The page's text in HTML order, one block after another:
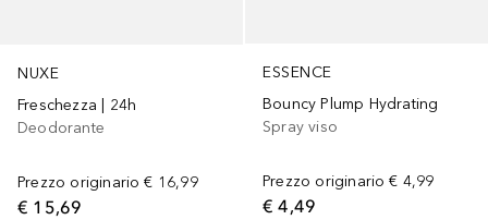
NUXE
Freschezza | 24h
Deodorante
Prezzo originario € 16,99
€ 15,69
ESSENCE
Bouncy Plump Hydrating
Spray viso
Prezzo originario € 4,99
€ 4,49